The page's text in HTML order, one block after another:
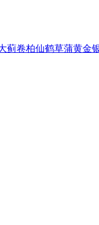
蓟卷柏仙鹤草蒲黄金